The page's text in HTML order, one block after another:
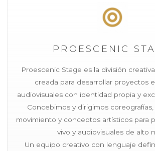
PROESCENIC
Proescenic Stage es la división
creada para desarrollar proyectos
audiovisuales con identidad propia y
Concebimos y dirigimos
movimiento y conceptos artísticos para
vivo y audiovisuales de alto
Un equipo creativo con lenguaje